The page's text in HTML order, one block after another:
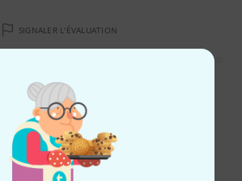
SIGNALER L'ÉVALUATION
plus cher...
Freddouille 03.09.2020